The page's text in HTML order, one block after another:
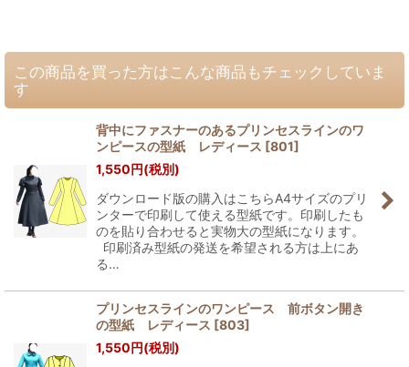
この商品を買った方はこんな商品もチェックしていま
す
背中にファスナーのあるプリンセスラインのワ
ンピースの型紙 レディース [801]
1,550円(税別)
ダウンロード版の購入はこちらA4サイズのプリ
ンターで印刷して使える型紙です。印刷したも
のを貼り合わせると実物大の型紙になります。
印刷済み型紙の発送を希望される方は上にあ
る…
プリンセスラインのワンピース 前ボタン開き
の型紙 レディース [803]
1,550円(税別)